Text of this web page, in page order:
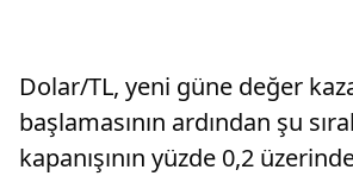
Dolar/TL, yeni güne değer
başlamasının ardından şu
kapanışının yüzde 0,2